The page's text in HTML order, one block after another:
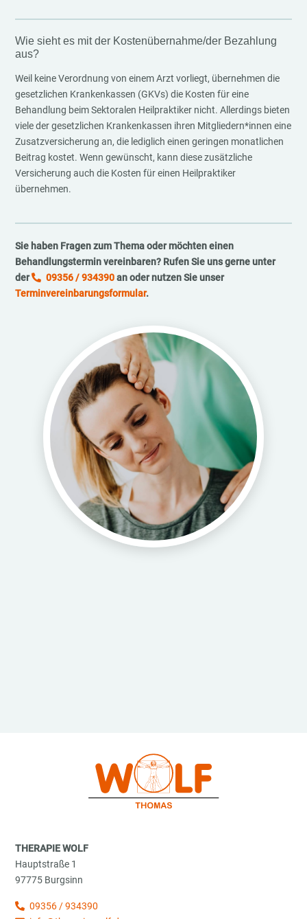
Wie sieht es mit der Kostenübernahme/der Bezahlung
aus?
Weil keine Verordnung von einem Arzt vorliegt, übernehmen die
gesetzlichen Krankenkassen (GKVs) die Kosten für eine
Behandlung beim Sektoralen Heilpraktiker nicht. Allerdings bieten
viele der gesetzlichen Krankenkassen ihren Mitgliedern*innen eine
Zusatzversicherung an, die lediglich einen geringen monatlichen
Beitrag kostet. Wenn gewünscht, kann diese zusätzliche
Versicherung auch die Kosten für einen Heilpraktiker
übernehmen.
Sie haben Fragen zum Thema oder möchten einen
Behandlungstermin vereinbaren? Rufen Sie uns gerne unter
der
09356 / 934390an oder nutzen Sie unser
Terminvereinbarungsformular.
THERAPIE WOLF
Hauptstraße 1
97775 Burgsinn
09356 / 934390